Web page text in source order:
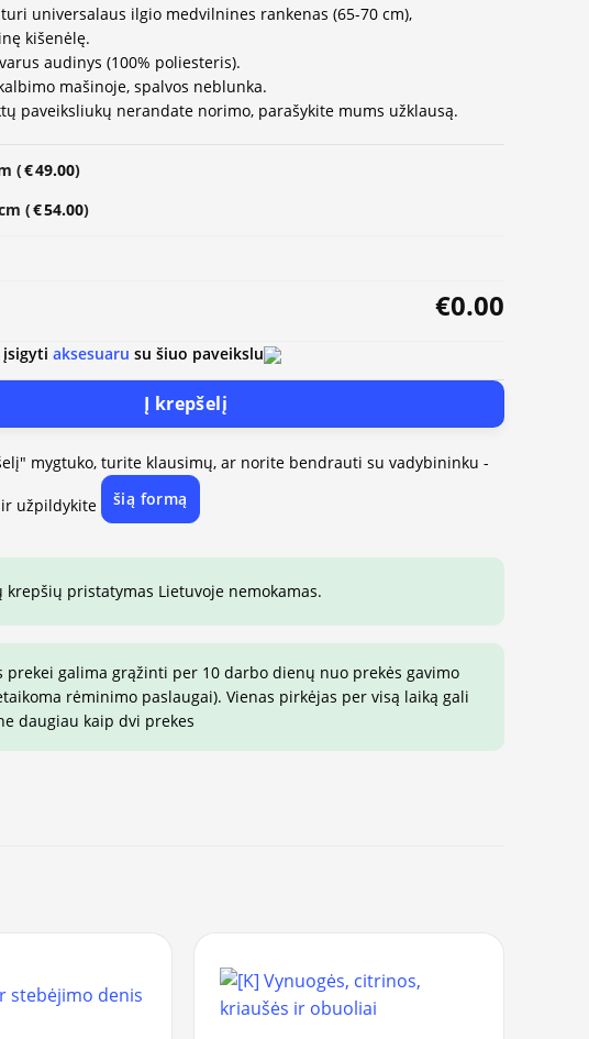
universalaus ilgio medvilnines rankenas (65-70 cm),
kišenėlę.
audinys (100% poliesteris).
mašinoje, spalvos neblunka.
paveiksliukų nerandate norimo, parašykite mums užklausą.
(€49.00)
(€54.00)
€0.00
įsigyti aksesuaru su šiuo paveikslu
Į krepšelį
mygtuko, turite klausimų, ar norite bendrauti su vadybininku -
ir užpildykite šią formą
krepšių pristatymas Lietuvoje nemokamas.
prekei galima grąžinti per 10 darbo dienų nuo prekės gavimo
rėminimo paslaugai). Vienas pirkėjas per visą laiką gali
daugiau kaip dvi prekes